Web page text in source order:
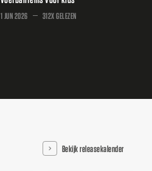
1 JUN 2026 312X GELEZEN
Bekijk releasekalender